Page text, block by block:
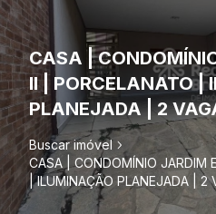
CASA |
II | PORCELANATO |
PLANEJADA | 2
Buscar imóvel
CASA | CONDOMÍNIO JARDIM
| ILUMINAÇÃO PLANEJADA | 2